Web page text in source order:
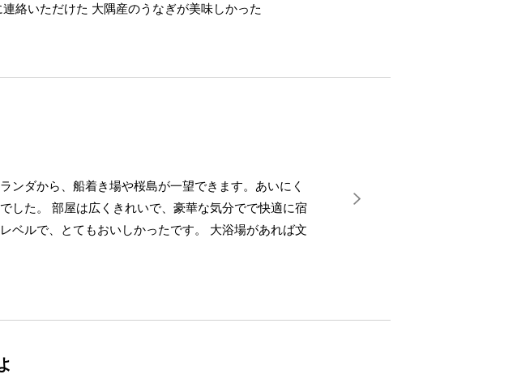
絡いただけた 大隅産のうなぎが美味しかった
ンダから、船着き場や桜島が一望できます。あいにく
した。 部屋は広くきれいで、豪華な気分でで快適に宿
ベルで、とてもおいしかったです。 大浴場があれば文